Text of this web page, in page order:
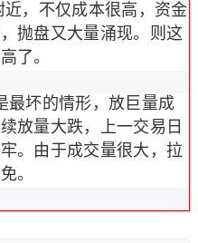
，不仅成本很高，资金
抛盘又大量涌现。则这
了。
最坏的情形，放巨量成
放量大跌，上一交易日
。由于成交量很大，拉
。